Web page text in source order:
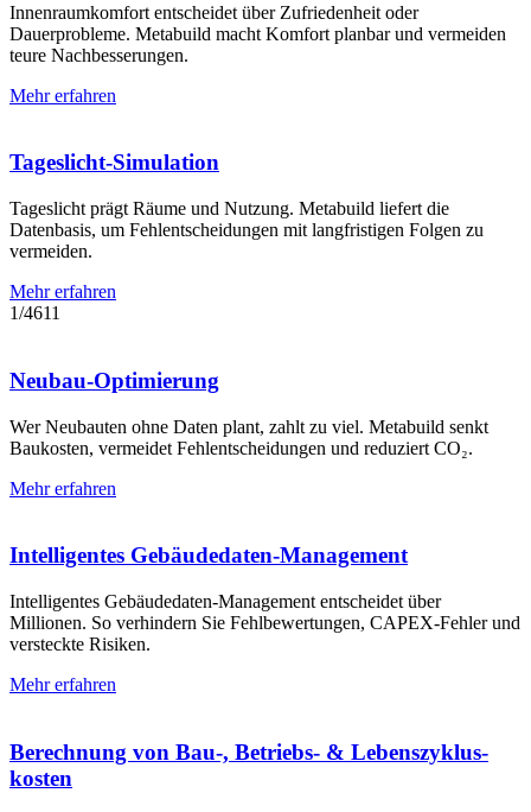
Innenraumkomfort entscheidet über Zufriedenheit oder
Dauerprobleme. Metabuild macht Komfort planbar und vermeiden
teure Nachbesserungen.
Mehr erfahren
Tageslicht-Simulation
Tageslicht prägt Räume und Nutzung. Metabuild liefert die
Datenbasis, um Fehlentscheidungen mit langfristigen Folgen zu
vermeiden.
Mehr erfahren
1/4611
Neubau-Optimierung
Wer Neubauten ohne Daten plant, zahlt zu viel. Metabuild senkt
Baukosten, vermeidet Fehlentscheidungen und reduziert CO₂.
Mehr erfahren
Intelligentes Gebäudedaten-Management
Intelligentes Gebäudedaten-Management entscheidet über
Millionen. So verhindern Sie Fehlbewertungen, CAPEX-Fehler und
versteckte Risiken.
Mehr erfahren
Berechnung von Bau-, Betriebs- & Lebens­zyklus­
kosten